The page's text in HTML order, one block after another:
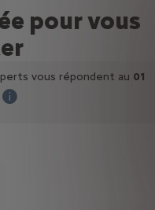
pour vous
vous répondent au 01